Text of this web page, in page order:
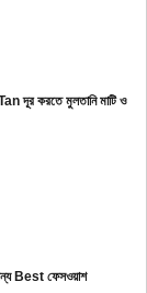
দূর করতে মুলতানি মাটি ও
Best ফেসওয়াশ